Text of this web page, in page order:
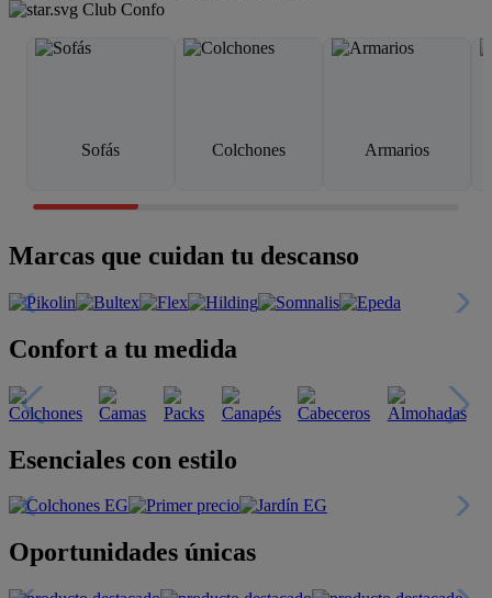
Club Confo
Sofás Colchones Armarios
Marcas que cuidan tu descanso
Confort a tu medida
Esenciales con estilo
Oportunidades únicas